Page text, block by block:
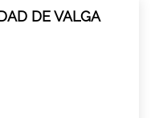
DE VALGA